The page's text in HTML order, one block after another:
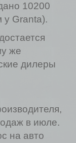
10200
у Granta).
же
дилеры
в июле.
на авто